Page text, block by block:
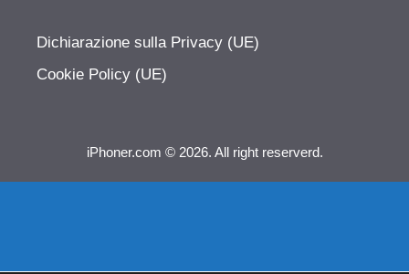
Dichiarazione sulla Privacy (UE)
Cookie Policy (UE)
iPhoner.com © 2026. All right reserverd.